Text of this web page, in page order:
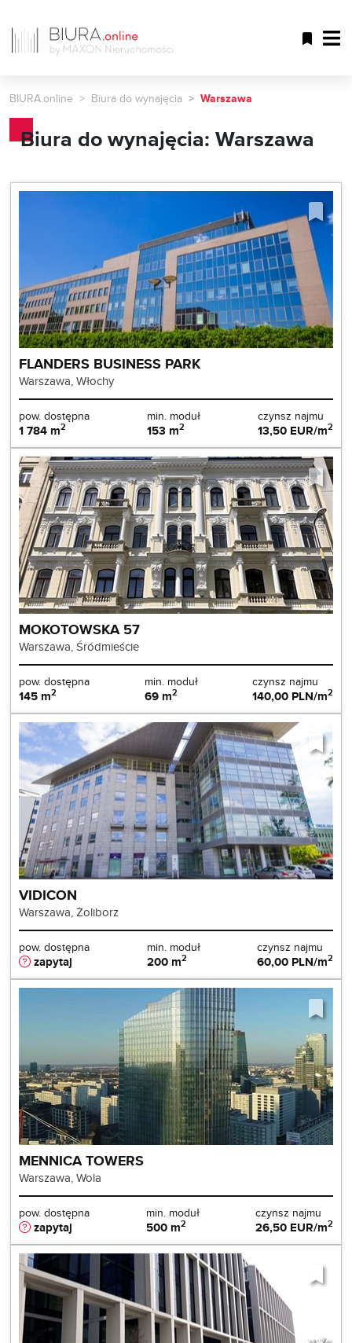
BIURA.online Biura do wynajęcia Warszawa
Biura do wynajęcia: Warszawa
FLANDERS BUSINESS PARK
Warszawa, Włochy
pow. dostępna
1 784 m2
min. moduł
153 m2
czynsz najmu
13,50 EUR/m2
MOKOTOWSKA 57
Warszawa, Śródmieście
pow. dostępna
145 m2
min. moduł
69 m2
czynsz najmu
140,00 PLN/m2
VIDICON
Warszawa, Żoliborz
pow. dostępna
zapytaj
min. moduł
200 m2
czynsz najmu
60,00 PLN/m2
MENNICA TOWERS
Warszawa, Wola
pow. dostępna
zapytaj
min. moduł
500 m2
czynsz najmu
26,50 EUR/m2